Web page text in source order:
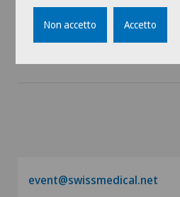
event@swissmedical.net
Non accetto Accetto